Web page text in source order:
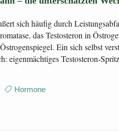
sich häufig durch
das Testosteron in
Ein sich selbst
eigenmächtiges Testosteron-
Hormone